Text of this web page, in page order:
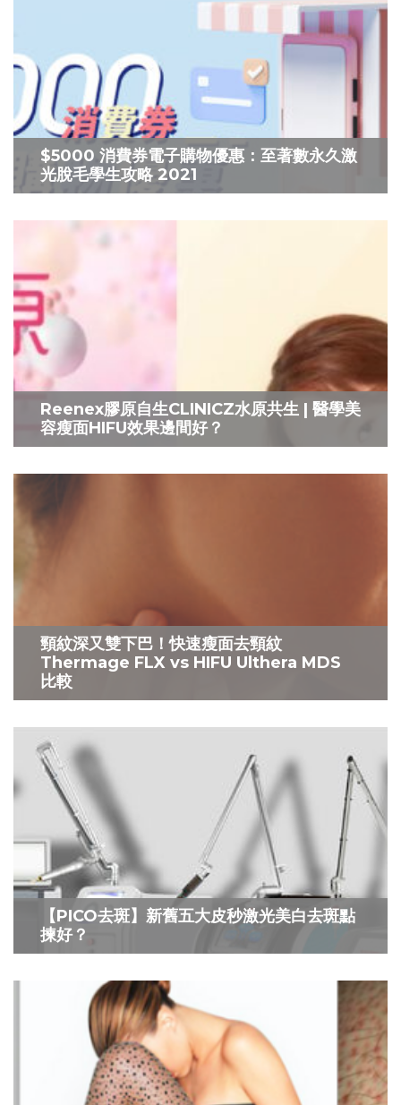
$5000 消費券電子購物優惠：至著數永久激
光脫毛學生攻略 2021
Reenex膠原自生CLINICZ水原共生 | 醫學美
容瘦面HIFU效果邊間好？
頸紋深又雙下巴！快速瘦面去頸紋
Thermage FLX vs HIFU Ulthera MDS
比較
【PICO去斑】新舊五大皮秒激光美白去斑點
揀好？